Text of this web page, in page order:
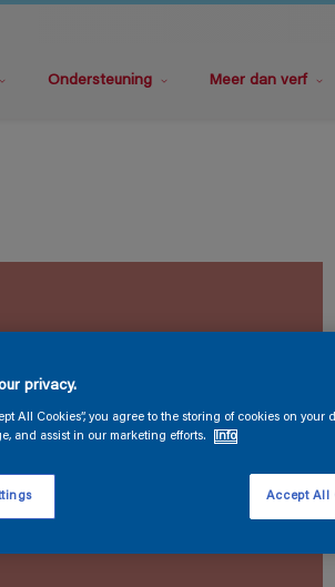
Ondersteuning Meer dan verf
privacy.
All Cookies”, you agree to the storing of cookies on
and assist in our marketing efforts.
Info
Accept All